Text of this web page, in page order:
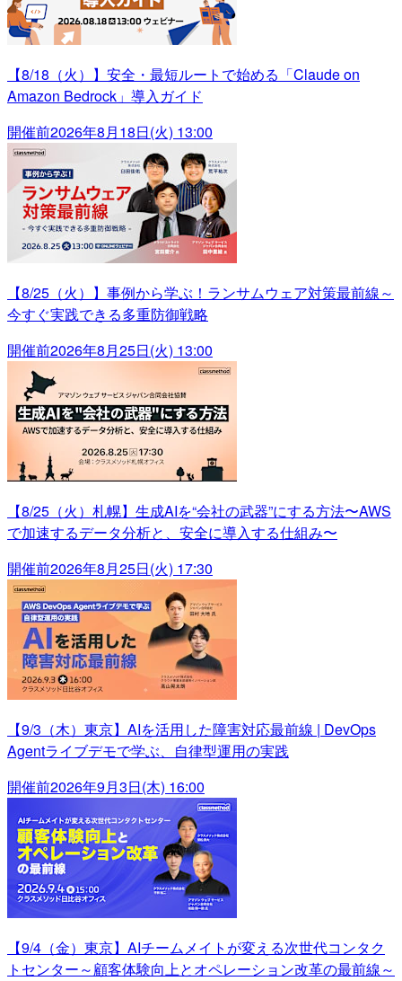
【8/18（火）】安全・最短ルートで始める「Claude on
Amazon Bedrock」導入ガイド
開催前2026年8月18日(火) 13:00
【8/25（火）】事例から学ぶ！ランサムウェア対策最前線～
今すぐ実践できる多重防御戦略
開催前2026年8月25日(火) 13:00
【8/25（火）札幌】生成AIを“会社の武器”にする方法〜AWS
で加速するデータ分析と、安全に導入する仕組み〜
開催前2026年8月25日(火) 17:30
【9/3（木）東京】AIを活用した障害対応最前線 | DevOps
Agentライブデモで学ぶ、自律型運用の実践
開催前2026年9月3日(木) 16:00
【9/4（金）東京】AIチームメイトが変える次世代コンタク
トセンター～顧客体験向上とオペレーション改革の最前線～